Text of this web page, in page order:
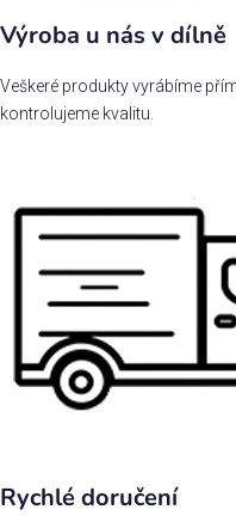
Výroba u nás v dílně
Veškeré produkty vyrábíme
kontrolujeme kvalitu.
Rychlé doručení